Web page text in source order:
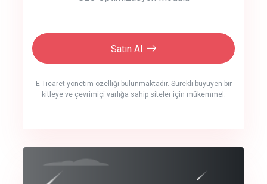
Satın Al
E-Ticaret yönetim özelliği bulunmaktadır. Sürekli büyüyen bir
kitleye ve çevrimiçi varlığa sahip siteler için mükemmel.
crm auto cync